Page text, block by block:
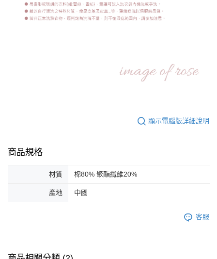
顯示電腦版詳細說明
商品規格
材質 棉80% 聚酯纖維20%
產地 中國
客服